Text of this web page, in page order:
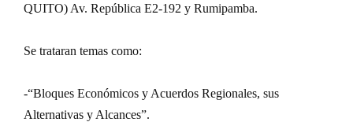
QUITO) Av. República E2-192 y Rumipamba.
Se trataran temas como:
-“Bloques Económicos y Acuerdos Regionales, sus
Alternativas y Alcances”.